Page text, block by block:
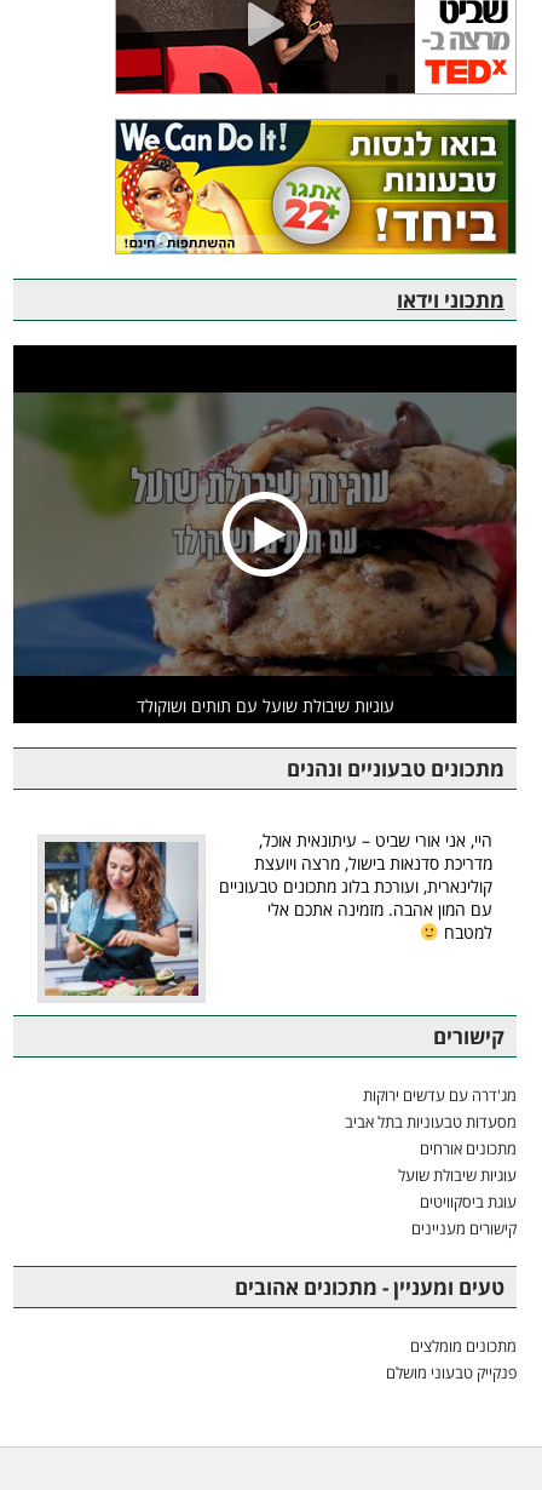
מתכוני וידאו
עוגיות שיבולת שועל עם תותים ושוקולד
מתכונים טבעוניים ונהנים
היי, אני אורי שביט – עיתונאית אוכל,
מדריכת סדנאות בישול, מרצה ויועצת
קולינארית, ועורכת בלוג מתכונים טבעוניים
עם המון אהבה. מזמינה אתכם אלי
למטבח
קישורים
מג'דרה עם עדשים ירוקות
מסעדות טבעוניות בתל אביב
מתכונים אורחים
עוגיות שיבולת שועל
עוגת ביסקוויטים
קישורים מעניינים
טעים ומעניין - מתכונים אהובים
מתכונים מומלצים
פנקייק טבעוני מושלם